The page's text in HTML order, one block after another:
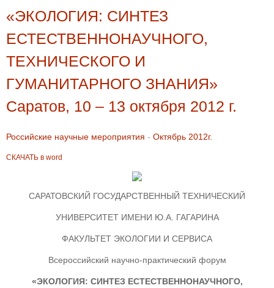
«ЭКОЛОГИЯ: СИНТЕЗ
ЕСТЕСТВЕННОНАУЧНОГО,
ТЕХНИЧЕСКОГО И
ГУМАНИТАРНОГО ЗНАНИЯ»
Саратов, 10 – 13 октября 2012 г.
Российские научные мероприятия - Октябрь 2012г.
СКАЧАТЬ в word
САРАТОВСКИЙ ГОСУДАРСТВЕННЫЙ ТЕХНИЧЕСКИЙ
УНИВЕРСИТЕТ ИМЕНИ Ю.А. ГАГАРИНА
ФАКУЛЬТЕТ ЭКОЛОГИИ И СЕРВИСА
Всероссийский научно-практический форум
«ЭКОЛОГИЯ: СИНТЕЗ ЕСТЕСТВЕННОНАУЧНОГО,